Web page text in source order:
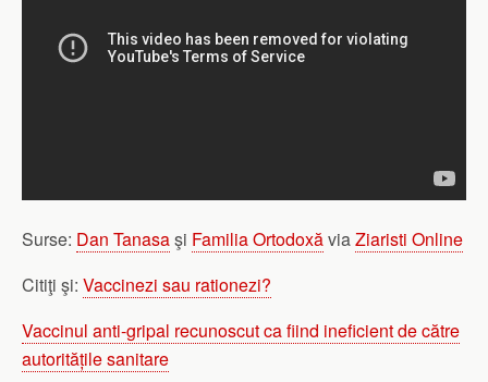
Surse: Dan Tanasaşi Familia OrtodoxăviaZiaristi Online
Citiţi şi: Vaccinezi sau rationezi?
Vaccinul anti-gripal recunoscut ca fiind ineficient de către
autoritățile sanitare